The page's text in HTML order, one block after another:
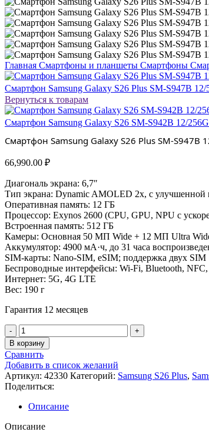
Главная Смартфоны и планшеты Смартфоны
Смартфон Samsung Galaxy S26 Plus SM-S947B
Вернуться к товарам
Смартфон Samsung Galaxy S26 SM-S942B 12/
Смартфон Samsung Galaxy S26 Plus SM-S947B
66,990.00 ₽
Диагональ экрана: 6,7″
Тип экрана: Dynamic AMOLED 2x, с улучшенной
Оперативная память: 12 ГБ
Процессор: Exynos 2600 (CPU, GPU, NPU с
Встроенная память: 512 ГБ
Камеры: Основная 50 МП Wide + 12 МП Ultra
Аккумулятор: 4900 мА·ч, до 31 часа
SIM-карты: Nano-SIM, eSIM; поддержка двух SIM
Беспроводные интерфейсы: Wi-Fi, Bluetooth,
Интернет: 5G, 4G LTE
Вес: 190 г
Гарантия 12 месяцев
Количество
товара
Смартфон
Samsung
Galaxy
S26
Plus
SM-
S947B
12/512Gb
В корзину
Сравнить
Добавить в список желаний
Артикул: 42330 Категорий: Samsung S26 Plus,
Поделиться:
Описание
Описание